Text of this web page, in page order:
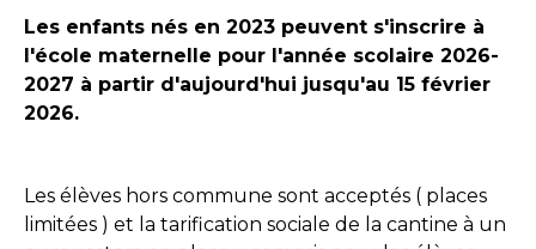
Les enfants nés en 2023 peuvent s'inscrire à
l'école maternelle pour l'année scolaire 2026-
2027 à partir d'aujourd'hui jusqu'au 15 février
2026.
Les élèves hors commune sont acceptés ( places
limitées ) et la tarification sociale de la cantine à un